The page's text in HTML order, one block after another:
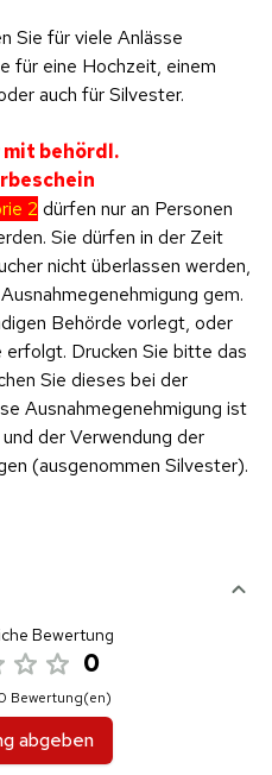
Sie für viele Anlässe
für eine Hochzeit, einem
auch für Silvester.
behördl.
2 dürfen nur an Personen
Sie dürfen in der Zeit
nicht überlassen werden,
gem.
Behörde vorlegt, oder
Drucken Sie bitte das
Sie dieses bei der
Ausnahmegenehmigung ist
der Verwendung der
(ausgenommen Silvester).
Bewertung
0
Bewertung(en)
abgeben